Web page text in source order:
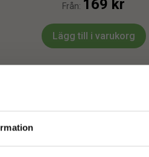
Från: 169 kr
Lägg till i varukorg
till Webflower